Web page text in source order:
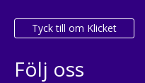
Tyck till om Klicket
Följ oss